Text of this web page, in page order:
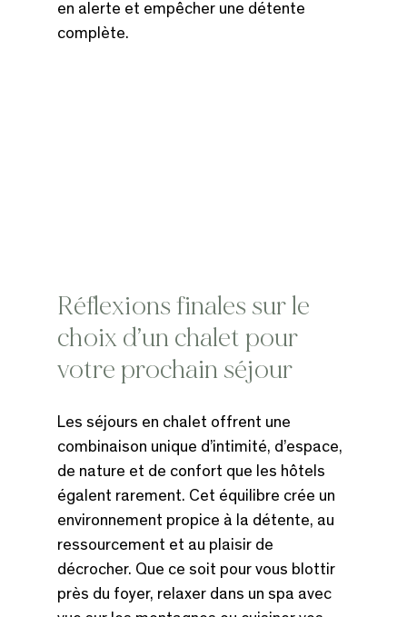
en alerte et empêcher une détente
complète.
Réflexions finales sur le
choix d’un chalet pour
votre prochain séjour
Les séjours en chalet offrent une
combinaison unique d’intimité, d’espace,
de nature et de confort que les hôtels
égalent rarement. Cet équilibre crée un
environnement propice à la détente, au
ressourcement et au plaisir de
décrocher. Que ce soit pour vous blottir
près du foyer, relaxer dans un spa avec